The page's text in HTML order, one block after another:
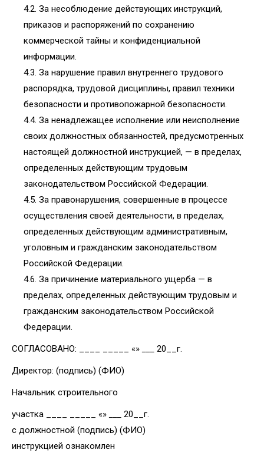
4.2. За несоблюдение действующих инструкций,
приказов и распоряжений по сохранению
коммерческой тайны и конфиденциальной
информации.
4.3. За нарушение правил внутреннего трудового
распорядка, трудовой дисциплины, правил техники
безопасности и противопожарной безопасности.
4.4. За ненадлежащее исполнение или неисполнение
своих должностных обязанностей, предусмотренных
настоящей должностной инструкцией, — в пределах,
определенных действующим трудовым
законодательством Российской Федерации.
4.5. За правонарушения, совершенные в процессе
осуществления своей деятельности, в пределах,
определенных действующим административным,
уголовным и гражданским законодательством
Российской Федерации.
4.6. За причинение материального ущерба — в
пределах, определенных действующим трудовым и
гражданским законодательством Российской
Федерации.
СОГЛАСОВАНО: ____ _____ «» 20__г.
Директор: (подпись) (ФИО)
Начальник строительного
участка ____ _____ «»
20__г.
с должностной (подпись) (ФИО)
инструкцией ознакомлен